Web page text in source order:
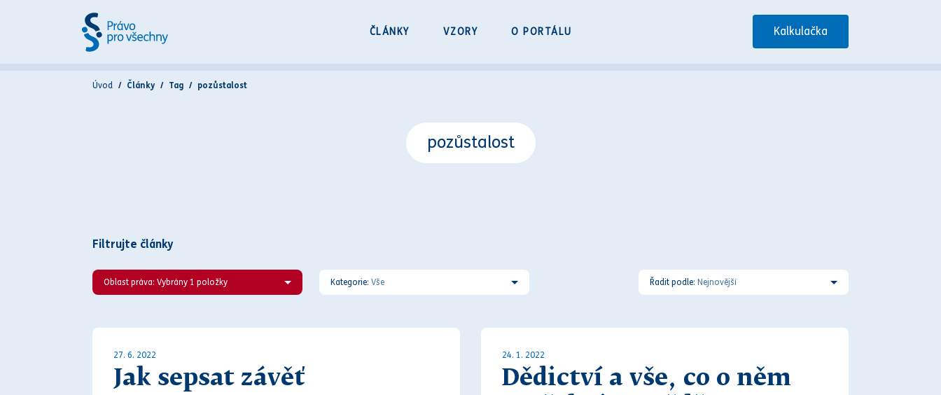
ČLÁNKY VZORY O PORTÁLU Kalkulačka
Úvod Články Tag pozůstalost
pozůstalost
Filtrujte články
Oblast práva: Vybrány 1 položky Kategorie: Vše Řadit podle: Nejnovější
27. 6. 2022
Jak sepsat závěť
24. 1. 2022
Dědictví a vše, co o něm